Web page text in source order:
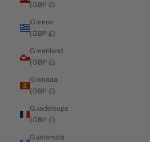
(GBP £)
Greece
(GBP £)
Greenland
(GBP £)
Grenada
(GBP £)
Guadeloupe
(GBP £)
Guatemala